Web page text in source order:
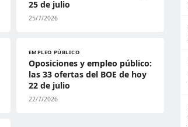
25 de julio
25/7/2026
EMPLEO PÚBLICO
Oposiciones y empleo público:
las 33 ofertas del BOE de hoy
22 de julio
22/7/2026